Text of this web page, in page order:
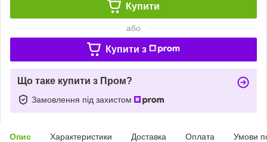
Купити
або
Купити з
Що таке купити з Пром?
Замовлення під захистом
Опис Характеристики Доставка Оплата Умови